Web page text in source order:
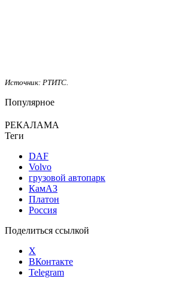
Источник: РТИТС.
Популярное
РЕКАЛАМА
Теги
DAF
Volvo
грузовой автопарк
КамАЗ
Платон
Россия
Поделиться ссылкой
X
ВКонтакте
Telegram